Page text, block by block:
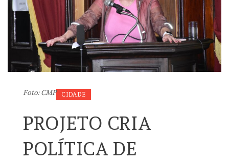
Foto: CMP CIDADE
PROJETO CRIA
POLÍTICA DE